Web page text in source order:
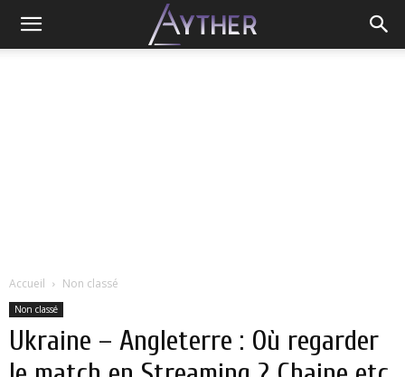
Accueil Non classé
Non classé
Ukraine – Angleterre : Où regarder